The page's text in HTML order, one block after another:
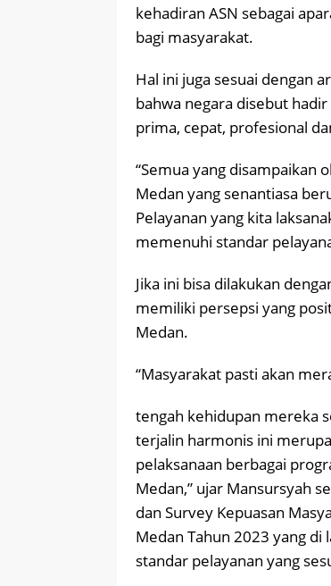
kehadiran ASN sebagai
bagi masyarakat.
Hal ini juga sesuai dengan
bahwa negara disebut
prima, cepat, profesional
“Semua yang disampaikan
Medan yang senantiasa
Pelayanan yang kita
memenuhi standar
Jika ini bisa dilakukan
memiliki persepsi yang
Medan.
“Masyarakat pasti akan
tengah kehidupan mereka
terjalin harmonis ini
pelaksanaan berbagai
Medan,” ujar Mansursyah
dan Survey Kepuasan
Medan Tahun 2023 yang di
standar pelayanan yang